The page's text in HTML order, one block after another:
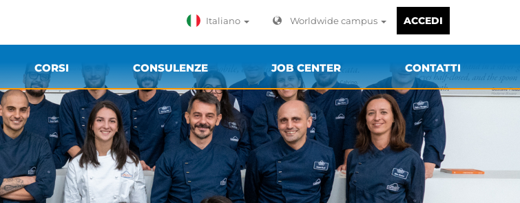
Italiano Worldwide campus ACCEDI
CORSI CONSULENZE JOB CENTER CONTATTI